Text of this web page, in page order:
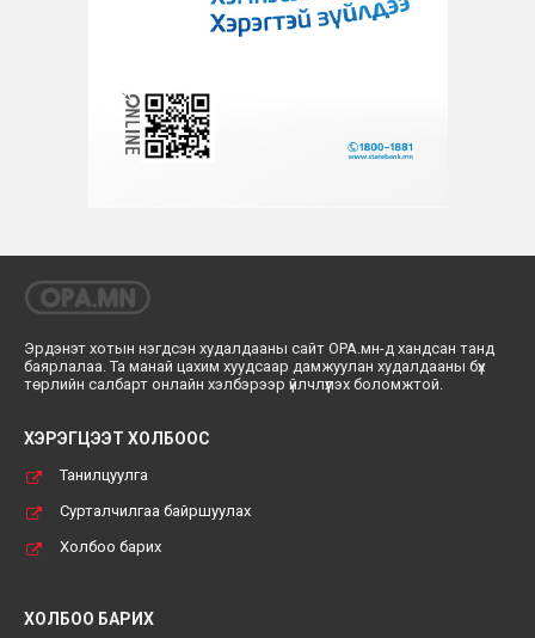
Эрдэнэт хотын нэгдсэн худалдааны сайт ОРА.мн-д хандсан танд
баярлалаа. Та манай цахим хуудсаар дамжуулан худалдааны бүх
төрлийн салбарт онлайн хэлбэрээр үйлчлүүлэх боломжтой.
ХЭРЭГЦЭЭТ ХОЛБООС
Танилцуулга
Сурталчилгаа байршуулах
Холбоо барих
ХОЛБОО БАРИХ